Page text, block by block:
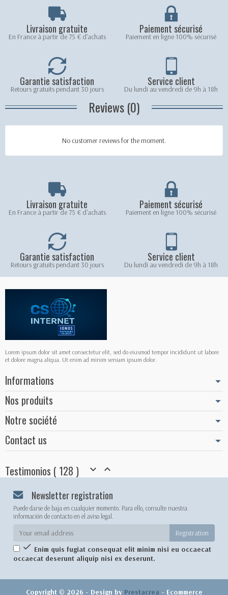
Livraison gratuite
En France à partir de 75 € d'achats
Paiement sécurisé
Paiement en ligne 100% sécurisé
Garantie satisfaction
Retours gratuits pendant 30 jours
Service client
Du lundi au vendredi de 9h à 18h
Reviews (0)
No customer reviews for the moment.
Livraison gratuite
En France à partir de 75 € d'achats
Paiement sécurisé
Paiement en ligne 100% sécurisé
Garantie satisfaction
Retours gratuits pendant 30 jours
Service client
Du lundi au vendredi de 9h à 18h
Lorem ipsum dolor sit amet consectetur elit, sed do eiusmod tempor incididunt ut labore
et dolore magna aliqua. Ut enim ad minim veniam ipsum dolor.
Informations
Nos produits
Notre société
Contact us
Testimonios ( 128 )  
Newsletter registration
Puede darse de baja en cualquier momento. Para ello, consulte nuestra
información de contacto en el aviso legal.
 Enim quis fugiat consequat elit minim nisi eu occaecat
occaecat deserunt aliquip nisi ex deserunt.
Copyright © 2026 - Design by Prestacrea- Ecommerce